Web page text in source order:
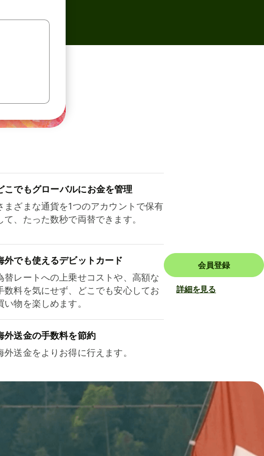
こでもグ⁠ロ⁠ー⁠バ⁠ルにお金を管理
まざまな通貨を1つのアカウントで保有
て、たった数秒で両替できます。
外でも使えるデビットカード
替レートへの上乗せコストや、高額な
数料を気にせず、どこでも安心してお
い物を楽しめます。
外送金の手数料を節約
外送金をよりお得に行えます。
会員登録
詳細を見る